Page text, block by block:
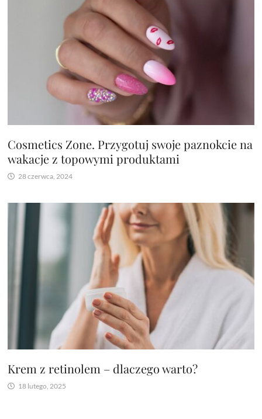
Cosmetics Zone. Przygotuj swoje paznokcie na
wakacje z topowymi produktami
28 czerwca, 2024
Krem z retinolem – dlaczego warto?
18 lutego, 2025